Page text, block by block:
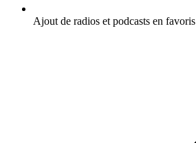
Ajout de radios et podcasts en favoris